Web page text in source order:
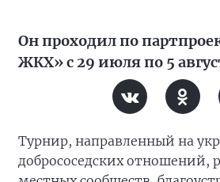
Он проходил по
ЖКХ» с 29 июля по 5
Турнир, направленный на
добрососедских отношений,